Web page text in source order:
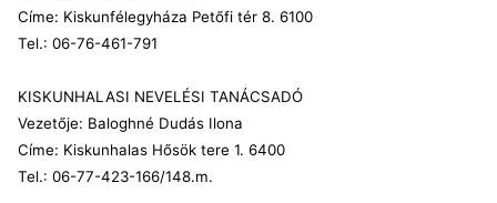
Címe: Kiskunfélegyháza Petőfi tér 8. 6100
Tel.: 06-76-461-791
KISKUNHALASI NEVELÉSI TANÁCSADÓ
Vezetője: Baloghné Dudás Ilona
Címe: Kiskunhalas Hősök tere 1. 6400
Tel.: 06-77-423-166/148.m.